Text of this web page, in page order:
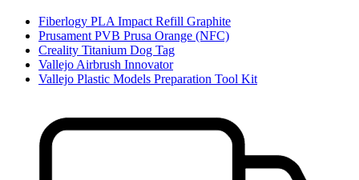
Fiberlogy PLA Impact Refill Graphite
Prusament PVB Prusa Orange (NFC)
Creality Titanium Dog Tag
Vallejo Airbrush Innovator
Vallejo Plastic Models Preparation Tool Kit